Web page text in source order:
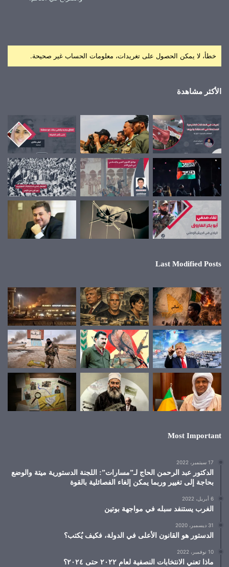
خطأ، لا يمكن الحصول على تغريدات، معلومات الحساب غير صحيحة.
الأكثر مشاهدة
Last Modified Posts
Most Important
17 سبتمبر، 2022
الدكتور عبد الرحمن الحاج لـ”مسارات”: اللجنة الدستورية ميتة والوضع
بحاجة إلى تغيير وربما يمكن إلغاء الفصائلية بالقوة
6 أبريل، 2022
الغرب يستنفد سبله في مواجهة بوتين
31 ديسمبر، 2020
الدستور هو القانون الأعلى في الدولة، فكيف يُكتب؟
10 نوفمبر، 2022
ماذا تعني الانتخابات النصفية لعام ٢٠٢٢ حتى ٢٠٢٤؟